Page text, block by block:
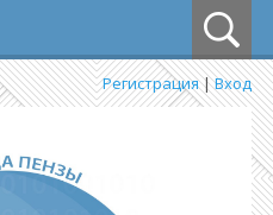
Регистрация|Вход